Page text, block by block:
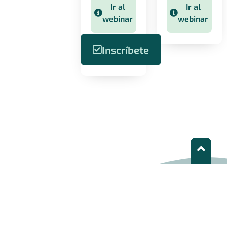
Ir al
webinar
Inscríbete
Ir al
webinar